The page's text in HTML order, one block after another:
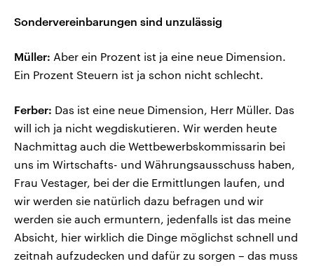
Sondervereinbarungen sind unzulässig
Müller: Aber ein Prozent ist ja eine neue Dimension.
Ein Prozent Steuern ist ja schon nicht schlecht.
Ferber: Das ist eine neue Dimension, Herr Müller. Das
will ich ja nicht wegdiskutieren. Wir werden heute
Nachmittag auch die Wettbewerbskommissarin bei
uns im Wirtschafts- und Währungsausschuss haben,
Frau Vestager, bei der die Ermittlungen laufen, und
wir werden sie natürlich dazu befragen und wir
werden sie auch ermuntern, jedenfalls ist das meine
Absicht, hier wirklich die Dinge möglichst schnell und
zeitnah aufzudecken und dafür zu sorgen – das muss